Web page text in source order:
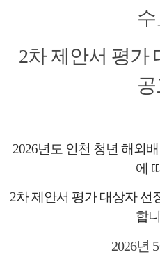
수
2차 제안서 평가
공
2026년도 인천 청년 해외
에
2차 제안서 평가 대상자선
합
2026년 5